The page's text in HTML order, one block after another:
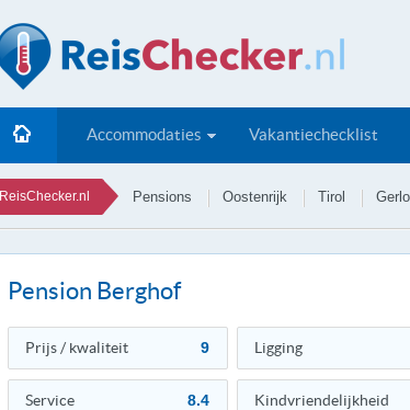
Accommodaties Vakantiechecklist
ReisChecker.nl Pensions Oostenrijk Tirol
Pension Berghof
Prijs / kwaliteit 9 Ligging
Service 8.4 Kindvriendelijkheid